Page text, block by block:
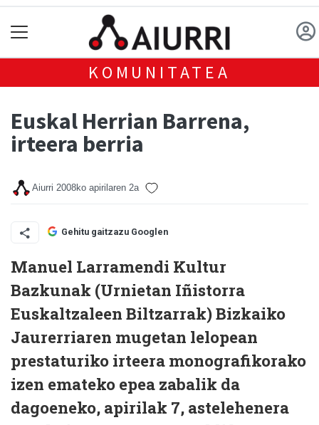
KOMUNITATEA
Euskal Herrian Barrena,
irteera berria
Aiurri 2008ko apirilaren 2a
Gehitu gaitzazu Googlen
Manuel Larramendi Kultur
Bazkunak (Urnietan Iñistorra
Euskaltzaleen Biltzarrak) Bizkaiko
Jaurerriaren mugetan lelopean
prestaturiko irteera monografikorako
izen emateko epea zabalik da
dagoeneko, apirilak 7, astelehenera